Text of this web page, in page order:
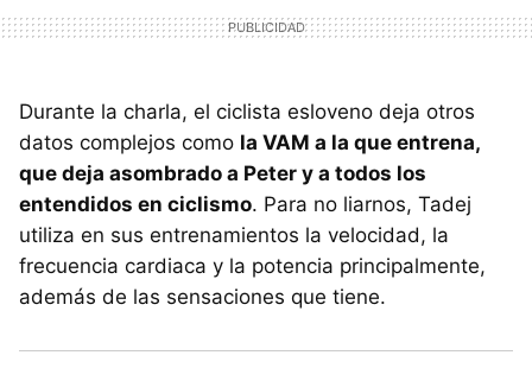
Durante la charla, el ciclista esloveno deja otros
datos complejos como la VAM a la que entrena,
que deja asombrado a Peter y a todos los
entendidos en ciclismo. Para no liarnos, Tadej
utiliza en sus entrenamientos la velocidad, la
frecuencia cardiaca y la potencia principalmente,
además de las sensaciones que tiene.